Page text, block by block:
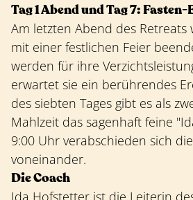
Tag 1 Abend und Tag 7:
Am letzten Abend des Retreats
mit einer festlichen Feier
werden für ihre
erwartet sie ein berührendes
des siebten Tages gibt es als
Mahlzeit das sagenhaft feine
9:00 Uhr verabschieden sich
voneinander.
Die Coach
Ida Hofstetter ist die Leiterin